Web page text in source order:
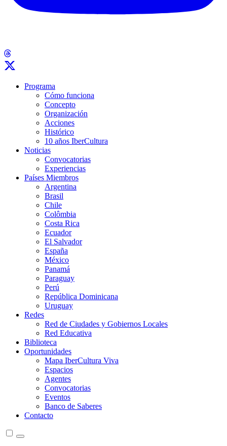
Programa
Cómo funciona
Concepto
Organización
Acciones
Histórico
10 años IberCultura
Noticias
Convocatorias
Experiencias
Países Miembros
Argentina
Brasil
Chile
Colômbia
Costa Rica
Ecuador
El Salvador
España
México
Panamá
Paraguay
Perú
República Dominicana
Uruguay
Redes
Red de Ciudades y Gobiernos Locales
Red Educativa
Biblioteca
Oportunidades
Mapa IberCultura Viva
Espacios
Agentes
Convocatorias
Eventos
Banco de Saberes
Contacto